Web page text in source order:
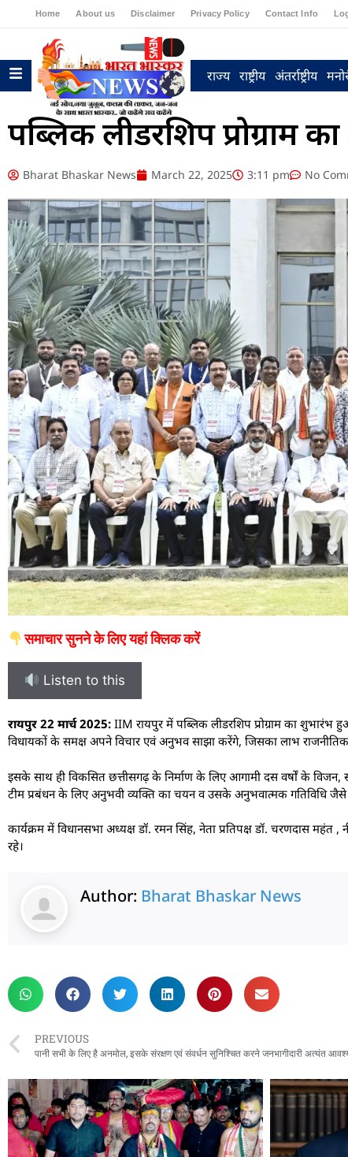
Home About us Disclaimer Privacy Policy Contact Info
राज्य राष्ट्रीय अंतर्राष्ट्रीय
पब्लिक लीडरशिप प्रोग्राम
Bharat Bhaskar News March 22, 2025 3:11 pm No
समाचार सुनने के लिए यहां क्लिक करें
Listen to this
रायपुर 22 मार्च 2025: IIM रायपुर में पब्लिक लीडरशिप प्रोग्राम का शुभारंभ
विधायकों के समक्ष अपने विचार एवं अनुभव साझा करेंगे, जिसका लाभ
इसके साथ ही विकसित छत्तीसगढ़ के निर्माण के लिए आगामी दस वर्षों के विजन,
टीम प्रबंधन के लिए अनुभवी व्यक्ति का चयन व उसके अनुभवात्मक गतिविधि जैसे
कार्यक्रम में विधानसभा अध्यक्ष डॉ. रमन सिंह, नेता प्रतिपक्ष डॉ. चरणदास
रहे।
Author: Bharat Bhaskar News
PREVIOUS